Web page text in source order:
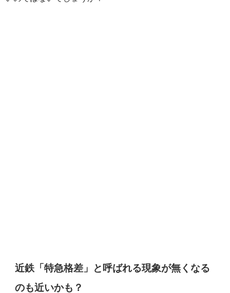
近鉄「特急格差」と呼ばれる現象が無くなる
のも近いかも？